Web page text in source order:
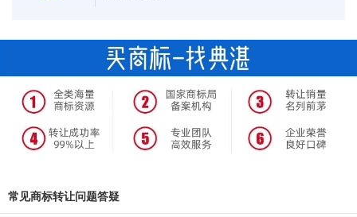
常见商标转让问题答疑